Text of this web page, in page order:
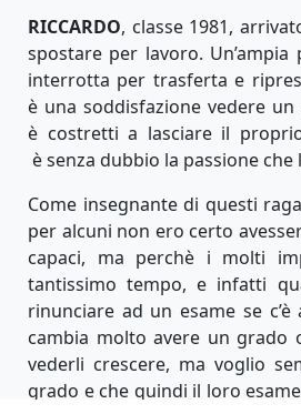
RICCARDO, classe 1981,
spostare per lavoro.
interrotta per trasferta e
è una soddisfazione vedere
è costretti a lasciare il
è senza dubbio la passione
Come insegnante di questi
per alcuni non ero certo
capaci, ma perchè i molti
tantissimo tempo, e infatti
rinunciare ad un esame se
cambia molto avere un grado
vederli crescere, ma voglio
grado e che quindi il loro